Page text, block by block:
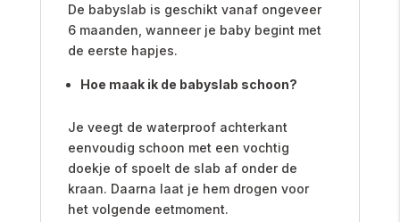
De babyslab is geschikt vanaf ongeveer
6 maanden, wanneer je baby begint met
de eerste hapjes.
Hoe maak ik de babyslab schoon?
Je veegt de waterproof achterkant
eenvoudig schoon met een vochtig
doekje of spoelt de slab af onder de
kraan. Daarna laat je hem drogen voor
het volgende eetmoment.